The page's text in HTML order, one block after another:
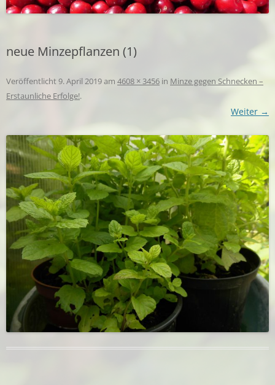
neue Minzepflanzen (1)
Veröffentlicht9. April 2019am 4608 × 3456 in Minze gegen Schnecken –
Erstaunliche Erfolge!.
Weiter →